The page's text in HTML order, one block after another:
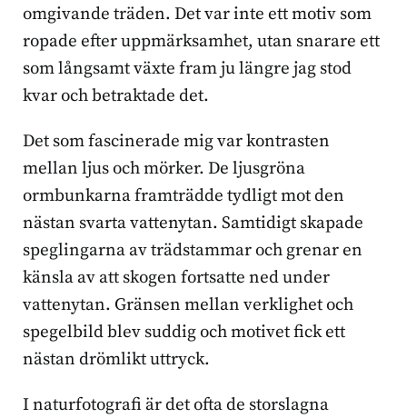
omgivande träden. Det var inte ett motiv som
ropade efter uppmärksamhet, utan snarare ett
som långsamt växte fram ju längre jag stod
kvar och betraktade det.
Det som fascinerade mig var kontrasten
mellan ljus och mörker. De ljusgröna
ormbunkarna framträdde tydligt mot den
nästan svarta vattenytan. Samtidigt skapade
speglingarna av trädstammar och grenar en
känsla av att skogen fortsatte ned under
vattenytan. Gränsen mellan verklighet och
spegelbild blev suddig och motivet fick ett
nästan drömlikt uttryck.
I naturfotografi är det ofta de storslagna